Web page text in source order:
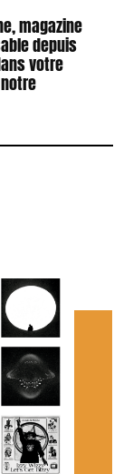
magazine
depuis
votre